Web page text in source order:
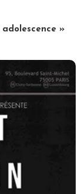
adolescence »